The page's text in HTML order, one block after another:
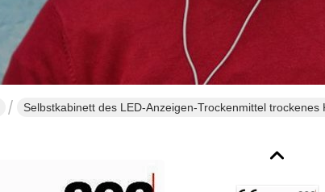
Selbstkabinett des LED-Anzeigen-Trockenmittel